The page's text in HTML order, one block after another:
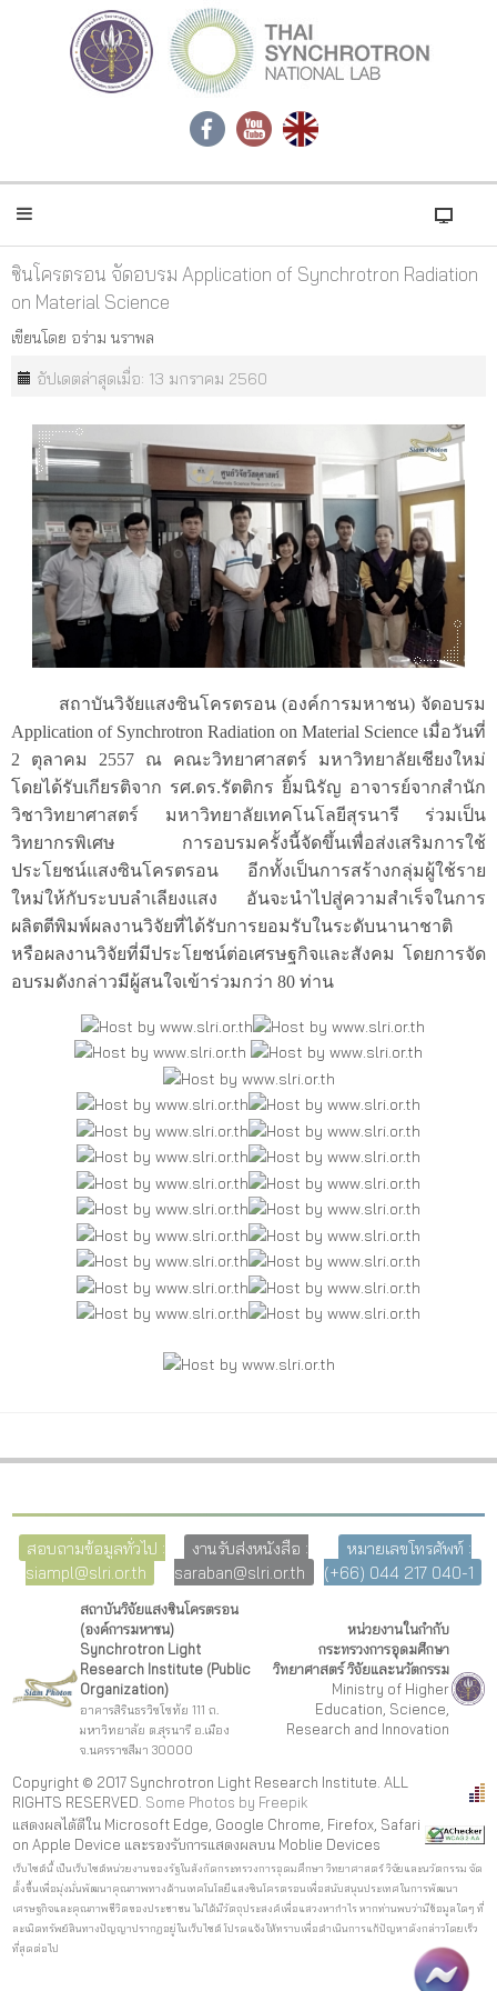
ซินโครตรอน จัดอบรม Application of Synchrotron Radiation
on Material Science
เขียนโดย อร่าม นราพล
อัปเดตล่าสุดเมื่อ: 13 มกราคม 2560
สถาบันวิจัยแสงซินโครตรอน (องค์การมหาชน) จัดอบรม
Application of Synchrotron Radiation on Material Science เมื่อวันที่
2 ตุลาคม 2557 ณ คณะวิทยาศาสตร์ มหาวิทยาลัยเชียงใหม่
โดยได้รับเกียรติจาก รศ.ดร.รัตติกร ยิ้มนิรัญ อาจารย์จากสำนัก
วิชาวิทยาศาสตร์ มหาวิทยาลัยเทคโนโลยีสุรนารี ร่วมเป็น
วิทยากรพิเศษ การอบรมครั้งนี้จัดขึ้นเพื่อส่งเสริมการใช้
ประโยชน์แสงซินโครตรอน อีกทั้งเป็นการสร้างกลุ่มผู้ใช้ราย
ใหม่ให้กับระบบลำเลียงแสง อันจะนำไปสู่ความสำเร็จในการ
ผลิตตีพิมพ์ผลงานวิจัยที่ได้รับการยอมรับในระดับนานาชาติ
หรือผลงานวิจัยที่มีประโยชน์ต่อเศรษฐกิจและสังคม โดยการจัด
อบรมดังกล่าวมีผู้สนใจเข้าร่วมกว่า 80 ท่าน
สอบถามข้อมูลทั่วไป :
siampl@slri.or.th
งานรับส่งหนังสือ :
saraban@slri.or.th
หมายเลขโทรศัพท์ :
(+66) 044 217 040-1
สถาบันวิจัยแสงซินโครตรอน
(องค์การมหาชน)
Synchrotron Light
Research Institute (Public
Organization)
อาคารสิรินธรวิชโชทัย 111 ถ.
มหาวิทยาลัย ต.สุรนารี อ.เมือง
จ.นครราชสีมา 30000
หน่วยงานในกำกับ
กระทรวงการอุดมศึกษา
วิทยาศาสตร์ วิจัยและนวัตกรรม
Ministry of Higher
Education, Science,
Research and Innovation
Copyright © 2017 Synchrotron Light Research Institute. ALL
RIGHTS RESERVED. Some Photos by Freepik
แสดงผลได้ดีใน Microsoft Edge, Google Chrome, Firefox, Safari
on Apple Device และรองรับการแสดงผลบน Moblie Devices
เว็บไซต์นี้ เป็นเว็บไซต์หน่วยงานของรัฐในสังกัดกระทรวงการอุดมศึกษา วิทยาศาสตร์ วิจัยและนวัตกรรม จัด
ตั้งขึ้นเพื่อมุ่งมั่นพัฒนาคุณภาพทางด้านเทคโนโลยีแสงซินโครตรอนเพื่อสนับสนุนประเทศในการพัฒนา
เศรษฐกิจและคุณภาพชีวิตของประชาชน ไม่ได้มีวัตถุประสงค์เพื่อแสวงหากำไร หากท่านพบว่ามีข้อมูลใดๆ ที่
ละเมิดทรัพย์สินทางปัญญาปรากฏอยู่ในเว็บไซต์ โปรดแจ้งให้ทราบเพื่อดำเนินการแก้ปัญหาดังกล่าวโดยเร็ว
ที่สุดต่อไป